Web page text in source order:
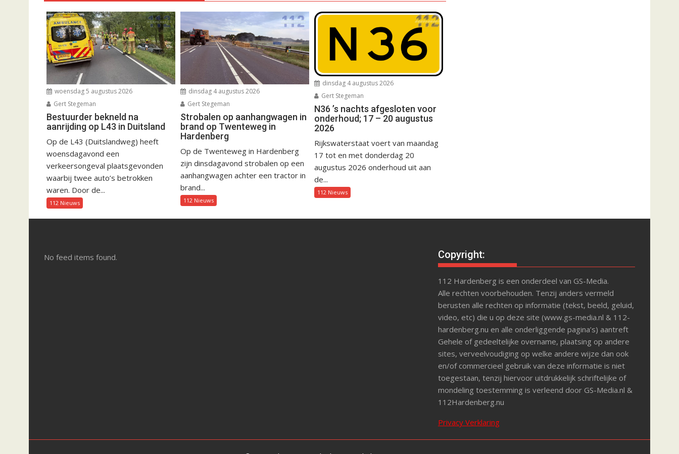
woensdag 5 augustus 2026
Gert Stegeman
Bestuurder bekneld na
aanrijding op L43 in Duitsland
Op de L43 (Duitslandweg) heeft
woensdagavond een
verkeersongeval plaatsgevonden
waarbij twee auto’s betrokken
waren. Door de...
112 Nieuws
dinsdag 4 augustus 2026
Gert Stegeman
Strobalen op aanhangwagen in
brand op Twenteweg in
Hardenberg
Op de Twenteweg in Hardenberg
zijn dinsdagavond strobalen op een
aanhangwagen achter een tractor in
brand...
112 Nieuws
dinsdag 4 augustus 2026
Gert Stegeman
N36 ’s nachts afgesloten voor
onderhoud; 17 – 20 augustus
2026
Rijkswaterstaat voert van maandag
17 tot en met donderdag 20
augustus 2026 onderhoud uit aan
de...
112 Nieuws
No feed items found. Copyright:
112 Hardenberg is een onderdeel van GS-Media.
Alle rechten voorbehouden. Tenzij anders vermeld
berusten alle rechten op informatie (tekst, beeld, geluid,
video, etc) die u op deze site (www.gs-media.nl & 112-
hardenberg.nu en alle onderliggende pagina’s) aantreft
Gehele of gedeeltelijke overname, plaatsing op andere
sites, verveelvoudiging op welke andere wijze dan ook
en/of commercieel gebruik van deze informatie is niet
toegestaan, tenzij hiervoor uitdrukkelijk schriftelijke of
mondeling toestemming is verleend door GS-Media.nl &
112Hardenberg.nu
Privacy Verklaring